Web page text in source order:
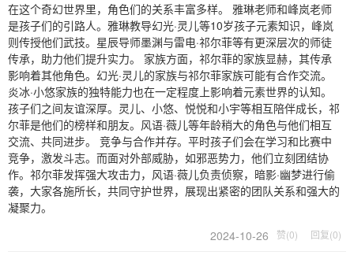
在这个奇幻世界里，角色们的关系丰富多样。 雅琳老师和峰岚老师
是孩子们的引路人。雅琳教导幻光·灵儿等10岁孩子元素知识，峰岚
则传授他们武技。星辰导师墨渊与雷电·祁尔菲等有更深层次的师徒
传承，助力他们提升实力。 家族方面，祁尔菲的家族显赫，其传承
影响着其他角色。幻光·灵儿的家族与祁尔菲家族可能有合作交流。
炎冰·小悠家族的独特能力也在一定程度上影响着元素世界的认知。
孩子们之间友谊深厚。灵儿、小悠、悦悦和小宇等相互陪伴成长，祁
尔菲是他们的榜样和朋友。风语·薇儿等年龄稍大的角色与他们相互
交流、共同进步。 竞争与合作并存。平时孩子们会在学习和比赛中
竞争，激发斗志。而面对外部威胁，如邪恶势力，他们立刻团结协
作。祁尔菲发挥强大攻击力，风语·薇儿负责侦察，暗影·幽梦进行偷
袭，大家各施所长，共同守护世界，展现出紧密的团队关系和强大的
凝聚力。
2024-10-26
赞(0) 回复(0)